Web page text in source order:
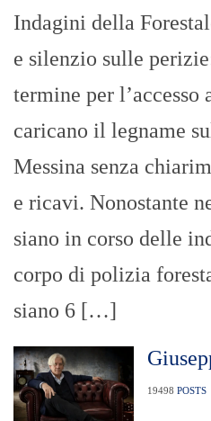
Indagini della
e silenzio sulle
termine per
caricano il legname
Messina senza
e ricavi. Nonostante
siano in corso delle
corpo di polizia
siano 6 […]
19498 POSTS